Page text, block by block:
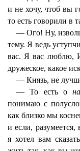
и не хочу, чтоб вы
то есть говорили в
— Ого! Ну,
тему. Я ведь
вас. Я вас люблю,
дружеское, какое
— Князь, не
— То есть о
понимаю с
как близко мы
и если,
я хотел вам